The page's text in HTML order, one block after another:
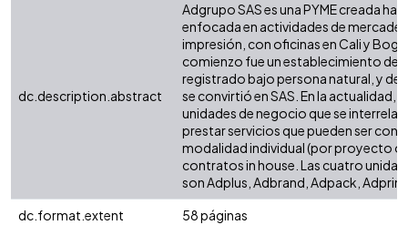
dc.description.abstract
Adgrupo SAS es una PYME creada
enfocada en actividades de
impresión, con oficinas en Cali y
comienzo fue un establecimiento de
registrado bajo persona natural, y
se convirtió en SAS. En la actualidad,
unidades de negocio que se
prestar servicios que pueden ser
modalidad individual (por proyecto o
contratos in house. Las cuatro
son Adplus, Adbrand, Adpack,
dc.format.extent
58 páginas